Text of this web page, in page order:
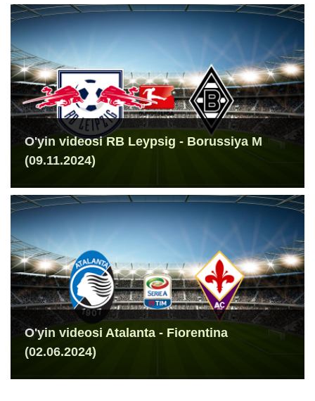
O'yin videosi RB Leypsig - Borussiya M
(09.11.2024)
O'yin videosi Atalanta - Fiorentina
(02.06.2024)